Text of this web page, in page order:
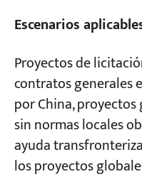
Escenarios
Proyectos de
contratos generales
por China,
sin normas locales
ayuda
los proyectos